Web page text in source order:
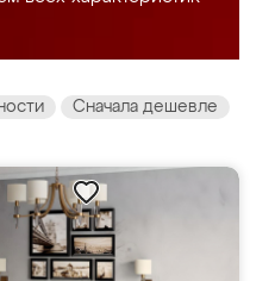
Сначала дешевле